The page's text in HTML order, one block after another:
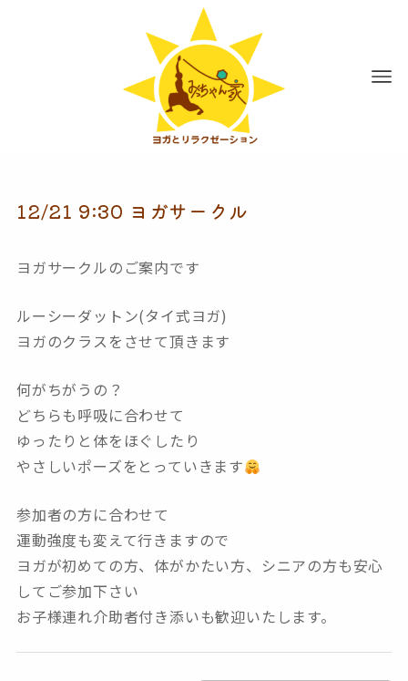
12/21 9:30 ヨガサークル
ヨガサークルのご案内です
ルーシーダットン(タイ式ヨガ)
ヨガのクラスをさせて頂きます
何がちがうの？
どちらも呼吸に合わせて
ゆったりと体をほぐしたり
やさしいポーズを とっていきます
参加者の方に合わせて
運動強度も変えて行きますので
ヨガが初めての方、 体がかたい方、シニアの方も安心
してご参加下さい
お子様連れ介助者付き添いも歓迎いたします。